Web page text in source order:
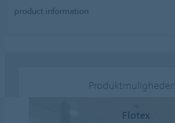
product information
Produktmuligheder:
Flotex